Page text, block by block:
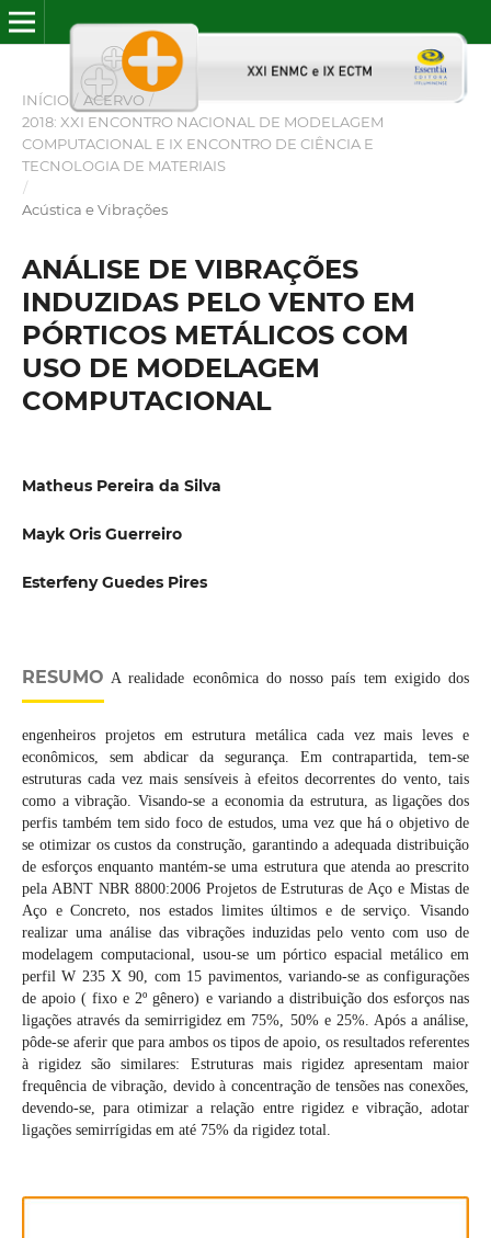
INÍCIO / ACERVO /
2018: XXI ENCONTRO NACIONAL DE MODELAGEM
COMPUTACIONAL E IX ENCONTRO DE CIÊNCIA E
TECNOLOGIA DE MATERIAIS
/
Acústica e Vibrações
ANÁLISE DE VIBRAÇÕES
INDUZIDAS PELO VENTO EM
PÓRTICOS METÁLICOS COM
USO DE MODELAGEM
COMPUTACIONAL
Matheus Pereira da Silva
Mayk Oris Guerreiro
Esterfeny Guedes Pires
RESUMO A realidade econômica do nosso país tem exigido dos
engenheiros projetos em estrutura metálica cada vez mais leves e
econômicos, sem abdicar da segurança. Em contrapartida, tem-se
estruturas cada vez mais sensíveis à efeitos decorrentes do vento, tais
como a vibração. Visando-se a economia da estrutura, as ligações dos
perfis também tem sido foco de estudos, uma vez que há o objetivo de
se otimizar os custos da construção, garantindo a adequada distribuição
de esforços enquanto mantém-se uma estrutura que atenda ao prescrito
pela ABNT NBR 8800:2006 Projetos de Estruturas de Aço e Mistas de
Aço e Concreto, nos estados limites últimos e de serviço. Visando
realizar uma análise das vibrações induzidas pelo vento com uso de
modelagem computacional, usou-se um pórtico espacial metálico em
perfil W 235 X 90, com 15 pavimentos, variando-se as configurações
de apoio ( fixo e 2º gênero) e variando a distribuição dos esforços nas
ligações através da semirrigidez em 75%, 50% e 25%. Após a análise,
pôde-se aferir que para ambos os tipos de apoio, os resultados referentes
à rigidez são similares: Estruturas mais rigidez apresentam maior
frequência de vibração, devido à concentração de tensões nas conexões,
devendo-se, para otimizar a relação entre rigidez e vibração, adotar
ligações semirrígidas em até 75% da rigidez total.